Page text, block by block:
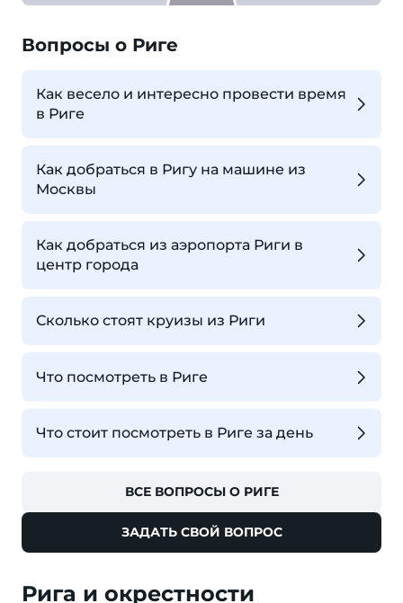
Вопросы о Риге
Как весело и интересно провести время
в Риге
Как добраться в Ригу на машине из
Москвы
Как добраться из аэропорта Риги в
центр города
Сколько стоят круизы из Риги
Что посмотреть в Риге
Что стоит посмотреть в Риге за день
ВСЕ ВОПРОСЫ О РИГЕ
ЗАДАТЬ СВОЙ ВОПРОС
Рига и окрестности